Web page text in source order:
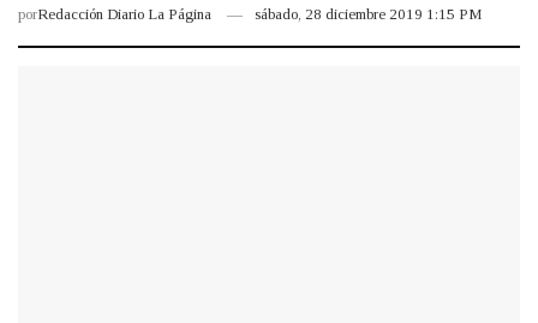
porRedacción Diario La Página sábado, 28 diciembre 2019 1:15 PM